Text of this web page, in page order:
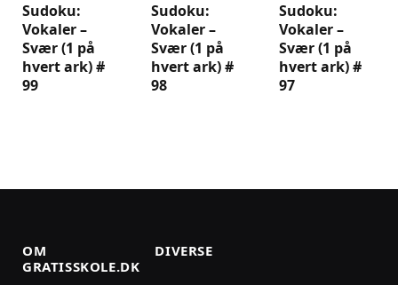
Sudoku:
Vokaler –
Svær (1 på
hvert ark) #
99
Sudoku:
Vokaler –
Svær (1 på
hvert ark) #
98
Sudoku:
Vokaler –
Svær (1 på
hvert ark) #
97
OM
GRATISSKOLE.DK
DIVERSE